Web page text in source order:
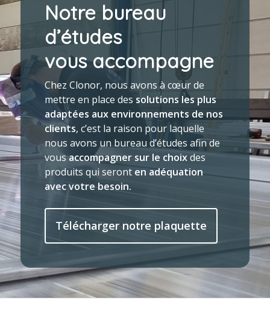
Notre bureau
d’études
vous accompagne
Chez Clonor, nous avons à cœur de
mettre en place des solutions les plus
adaptées aux environnements de nos
clients, c’est la raison pour laquelle
nous avons un bureau d’études afin de
vousaccompagner sur le choixdes
produits qui seront en adéquation
avec votre besoin.
Télécharger notre plaquette